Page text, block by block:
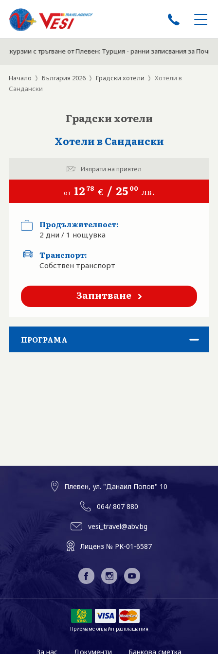
ЕКСКУРЗИИ
ЕКСКУРЗИИ ОТ ПЛЕВЕН
ТУРЦИЯ ЛЯТО 2026
ЗА НАС
БАНКОВА СМЕТКА
КОНТАКТИ
с тръгване от Плевен: Турция - ранни записвания за
Начало България 2026 Градски хотели
Хотели в
Сандански
Градски хотели
Хотели в Сандански
Изпрати на приятел
от 12 78 € / 25 00 лв.
Продължителност:
2 дни / 1 нощувка
Транспорт:
Собствен транспорт
Запитване
ПРОГРАМА
Плевен, ул. "Данаил Попов" 10
064/ 807 880
vesi_travel@abv.bg
Лиценз № РК-01-6587
Приемаме онлайн разплащания
За нас Документи Банкова сметка